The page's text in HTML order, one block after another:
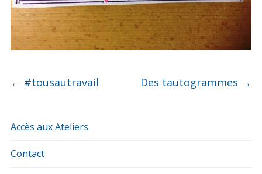
← #tousautravail Des tautogrammes →
Accès aux Ateliers
Contact